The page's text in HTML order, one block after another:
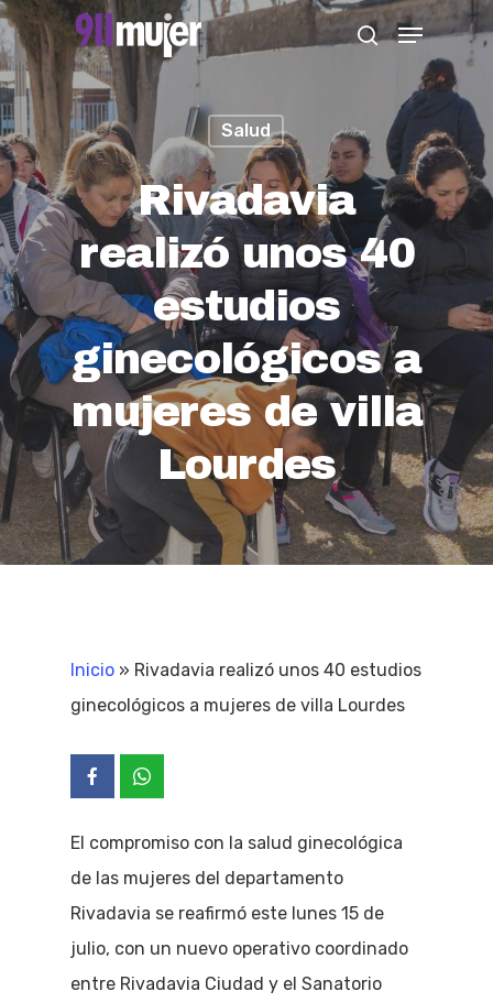
Skip
to
main
content
search
Menu
Salud
Rivadavia
realizó unos 40
estudios
ginecológicos a
mujeres de villa
Lourdes
Inicio » Rivadavia realizó unos 40 estudios
ginecológicos a mujeres de villa Lourdes
El compromiso con la salud ginecológica
de las mujeres del departamento
Rivadavia se reafirmó este lunes 15 de
julio, con un nuevo operativo coordinado
entre Rivadavia Ciudad y el Sanatorio
Close
Menu